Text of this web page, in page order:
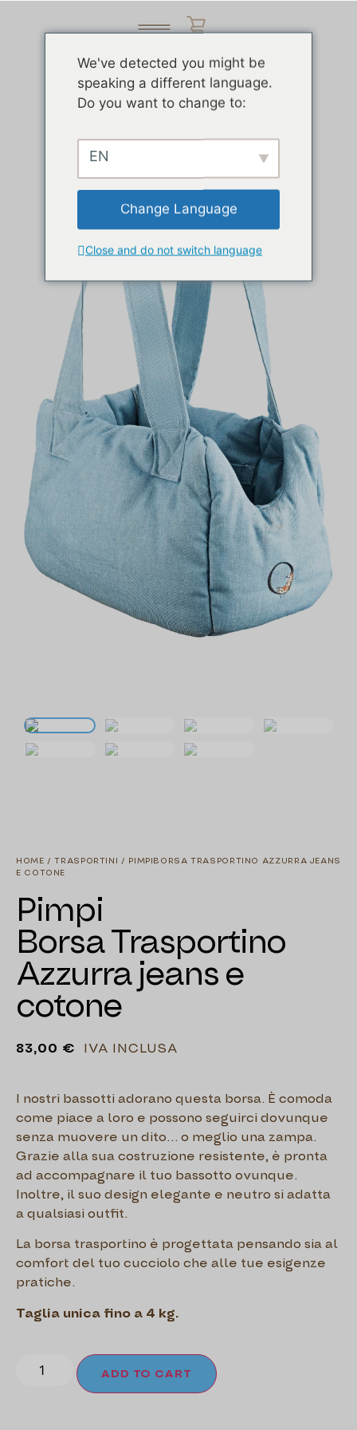
HOME /TRASPORTINI / PIMPIBORSA TRASPORTINO AZZURRA JEANS
E COTONE
Pimpi
Borsa Trasportino
Azzurra jeans e
cotone
83,00 € IVA INCLUSA
I nostri bassotti adorano questa borsa. È comoda
come piace a loro e possono seguirci dovunque
senza muovere un dito… o meglio una zampa.
Grazie alla sua costruzione resistente, è pronta
ad accompagnare il tuo bassotto ovunque.
Inoltre, il suo design elegante e neutro si adatta
a qualsiasi outfit.
La borsa trasportino è progettata pensando sia al
comfort del tuo cucciolo che alle tue esigenze
pratiche.
Taglia unica fino a 4 kg.
ADD TO CART
We've detected you might be
speaking a different language.
Do you want to change to:
EN
Change Language
Close and do not switch language